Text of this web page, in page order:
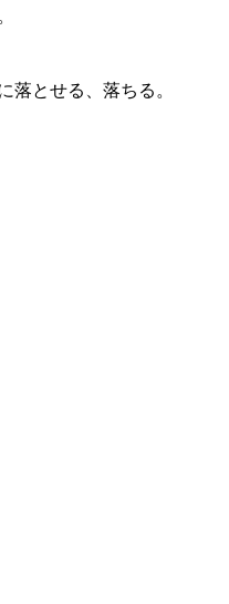
落とせる、落ちる。